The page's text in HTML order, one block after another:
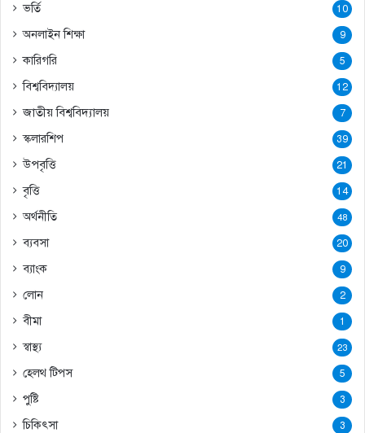
ভর্তি 10
অনলাইন শিক্ষা 9
কারিগরি 5
বিশ্ববিদ্যালয় 12
জাতীয় বিশ্ববিদ্যালয় 7
স্কলারশিপ 39
উপবৃত্তি 21
বৃত্তি 14
অর্থনীতি 48
ব্যবসা 20
ব্যাংক 9
লোন 2
বীমা 1
স্বাস্থ্য 23
হেলথ টিপস 5
পুষ্টি 3
চিকিৎসা 3